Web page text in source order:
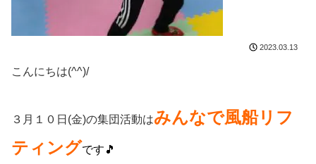
2023.03.13
こんにちは(^^)/
３月１０日(金)の集団活動はみんなで風船リフ
ティングです🎵